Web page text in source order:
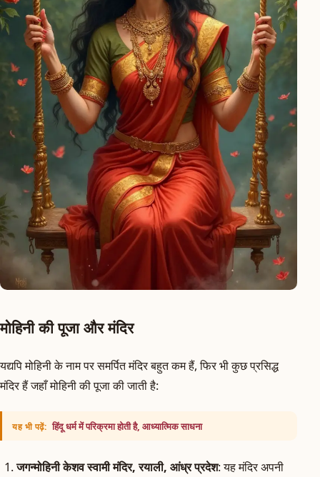
मोहिनी की पूजा और मंदिर
यद्यपि मोहिनी के नाम पर समर्पित मंदिर बहुत कम हैं, फिर भी कुछ प्रसिद्ध
मंदिर हैं जहाँ मोहिनी की पूजा की जाती है:
यह भी पढ़ें: हिंदू धर्म में परिक्रमा होती है, आध्यात्मिक साधना
जगन्मोहिनी केशव स्वामी मंदिर, रयाली, आंध्र प्रदेश: यह मंदिर अपनी